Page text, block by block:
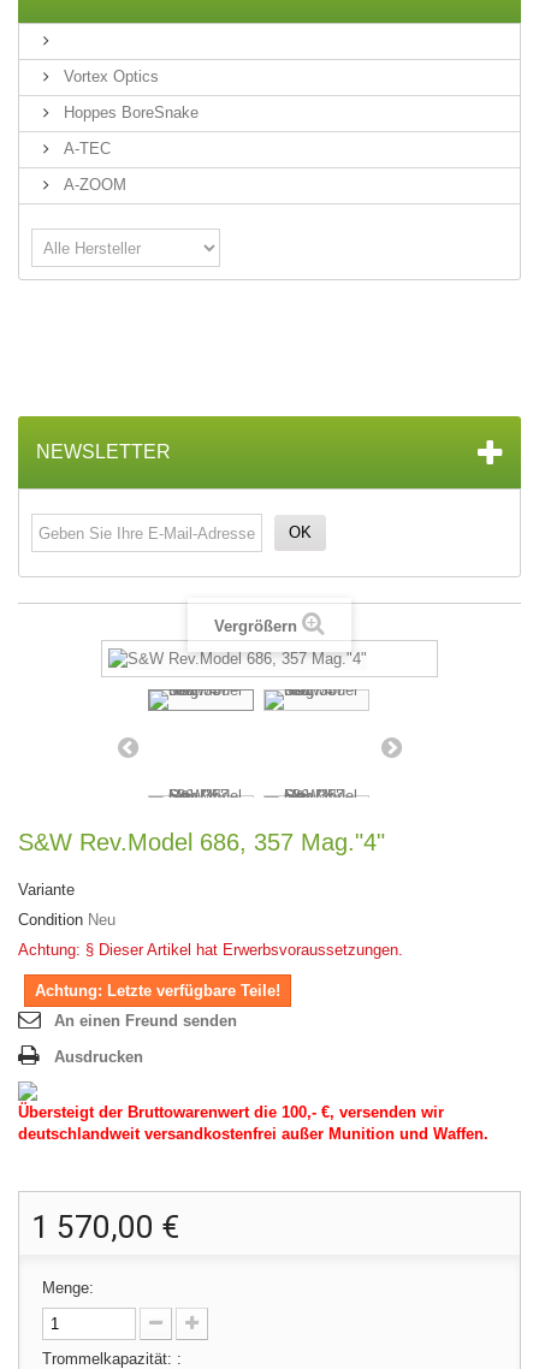
Vortex Optics
Hoppes BoreSnake
A-TEC
A-ZOOM
NEWSLETTER
OK
Vergrößern
S&W Rev.Model 686, 357 Mag."4"
Variante
Condition Neu
Achtung: § Dieser Artikel hat Erwerbsvoraussetzungen.
Achtung: Letzte verfügbare Teile!
An einen Freund senden
Ausdrucken
Übersteigt der Bruttowarenwert die 100,- €, versenden wir
deutschlandweit versandkostenfrei außer Munition und Waffen.
1 570,00 €
Menge:
Trommelkapazität: :